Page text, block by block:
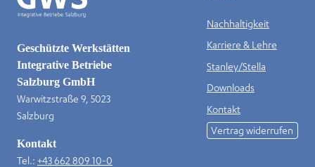
Geschützte Werkstätten
Integrative Betriebe
Salzburg GmbH
Warwitzstraße 9, 5023
Salzburg
Kontakt
Tel.: +43 662 809 10-0
Nachhaltigkeit
Karriere & Lehre
Stanley/Stella
Downloads
Kontakt
Vertrag widerrufen